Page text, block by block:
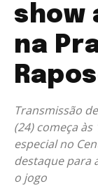
show
na
Transmissão
(24) começa
especial no
destaque para
o jogo